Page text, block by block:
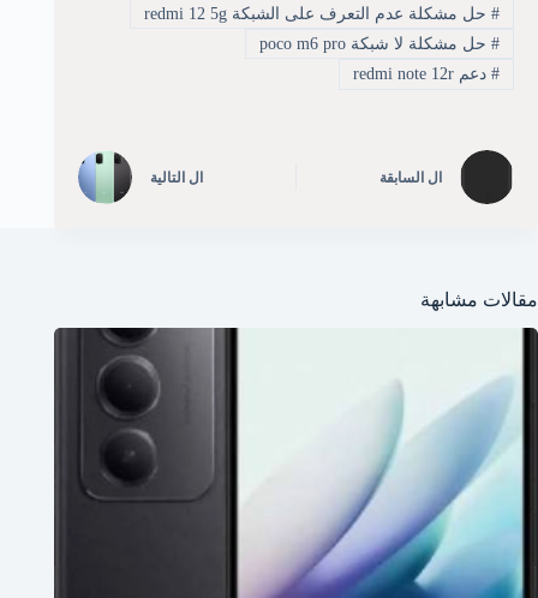
#حل مشكلة عدم التعرف على الشبكة redmi 12 5g
#حل مشكلة لا شبكة poco m6 pro
#دعم redmi note 12r
ال السابقة ال التالية
مقالات مشابهة